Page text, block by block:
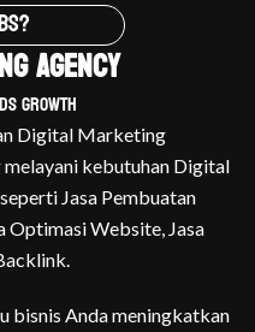
Agency
Growth
Digital Marketing
kebutuhan Digital
Jasa Pembuatan
Optimasi Website, Jasa
bisnis Anda meningkatkan